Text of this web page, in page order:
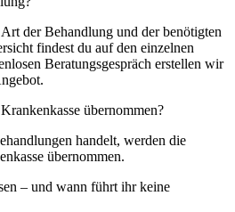
der Behandlung und der benötigten
findest du auf den einzelnen
Beratungsgespräch erstellen wir
übernommen?
handelt, werden die
übernommen.
– und wann führt ihr keine